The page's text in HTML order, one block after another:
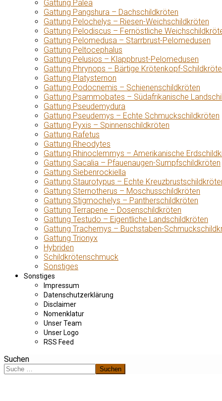
Gattung Palea
Gattung Pangshura – Dachschildkröten
Gattung Pelochelys – Riesen-Weichschildkröten
Gattung Pelodiscus – Fernöstliche
Gattung Pelomedusa – Starrbrust-Pelomedusen
Gattung Peltocephalus
Gattung Pelusios – Klappbrust-Pelomedusen
Gattung Phrynops – Bärtige Krötenkopf-
Gattung Platysternon
Gattung Podocnemis – Schienenschildkröten
Gattung Psammobates – Südafrikanische
Gattung Pseudemydura
Gattung Pseudemys – Echte Schmuckschildkröten
Gattung Pyxis – Spinnenschildkröten
Gattung Rafetus
Gattung Rheodytes
Gattung Rhinoclemmys – Amerikanische
Gattung Sacalia – Pfauenaugen-Sumpfschildkröten
Gattung Siebenrockiella
Gattung Staurotypus – Echte
Gattung Sternotherus – Moschusschildkröten
Gattung Stigmochelys – Pantherschildkröten
Gattung Terrapene – Dosenschildkröten
Gattung Testudo – Eigentliche Landschildkröten
Gattung Trachemys – Buchstaben-
Gattung Trionyx
Hybriden
Schildkrötenschmuck
Sonstiges
Sonstiges
Impressum
Datenschutzerklärung
Disclaimer
Nomenklatur
Unser Team
Unser Logo
RSS Feed
Suchen
Suchen